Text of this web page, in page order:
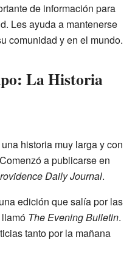
de información para
Les ayuda a mantenerse
comunidad y en el mundo.
La Historia
historia muy larga y con
a publicarse en
Daily Journal.
edición que salía por las
The Evening Bulletin.
tanto por la mañana